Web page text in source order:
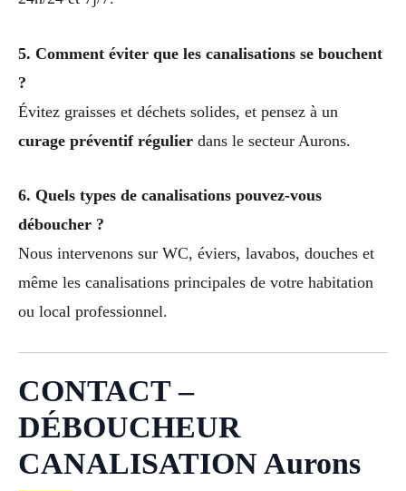
5. Comment éviter que les canalisations se bouchent
?
Évitez graisses et déchets solides, et pensez à un
curage préventif régulier dans le secteur Aurons.
6. Quels types de canalisations pouvez-vous
déboucher ?
Nous intervenons sur WC, éviers, lavabos, douches et
même les canalisations principales de votre habitation
ou local professionnel.
CONTACT –
DÉBOUCHEUR
CANALISATION Aurons